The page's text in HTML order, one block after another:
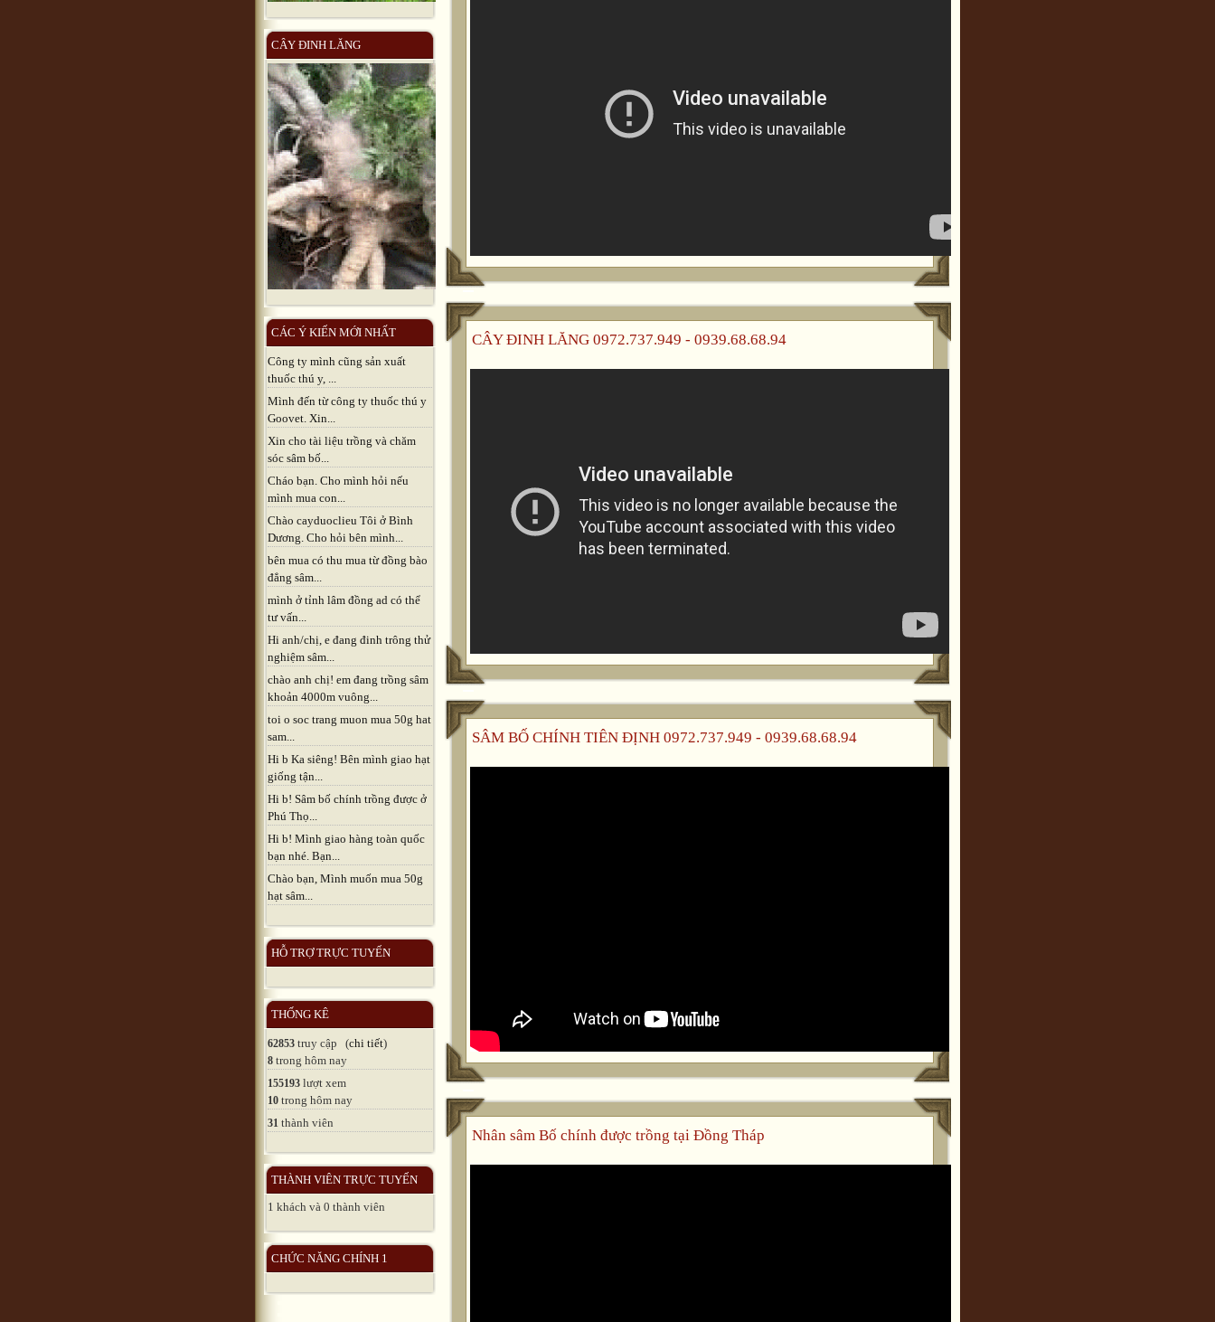
CÂY ĐINH LĂNG
CÁC Ý KIẾN MỚI NHẤT
Công ty mình cũng sản xuất
thuốc thú y, ...
Mình đến từ công ty thuốc thú y
Goovet. Xin...
Xin cho tài liệu trồng và chăm
sóc sâm bố...
Cháo bạn. Cho mình hỏi nếu
mình mua con...
Chào cayduoclieu Tôi ở Bình
Dương. Cho hỏi bên mình...
bên mua có thu mua từ đồng bào
đẳng sâm...
mình ở tỉnh lâm đồng ad có thể
tư vấn...
Hi anh/chị, e đang đinh trông thử
nghiệm sâm...
chào anh chị! em đang trồng sâm
khoản 4000m vuông...
toi o soc trang muon mua 50g hat
sam...
Hi b Ka siêng! Bên mình giao hạt
giống tận...
Hi b! Sâm bố chính trồng được ở
Phú Thọ...
Hi b! Mình giao hàng toàn quốc
bạn nhé. Bạn...
Chào bạn, Mình muốn mua 50g
hạt sâm...
HỖ TRỢ TRỰC TUYẾN
THỐNG KÊ
62853 truy cập (chi tiết)
8 trong hôm nay
155193 lượt xem
10 trong hôm nay
31 thành viên
THÀNH VIÊN TRỰC TUYẾN
1 khách và 0 thành viên
CHỨC NĂNG CHÍNH 1
CÂY ĐINH LĂNG 0972.737.949 - 0939.68.68.94
SÂM BỐ CHÍNH TIÊN ĐỊNH 0972.737.949 - 0939.68.68.94
Nhân sâm Bố chính được trồng tại Đồng Tháp